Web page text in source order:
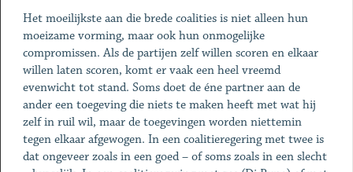
Het moeilijkste aan die brede coalities is niet alleen hun
moeizame vorming, maar ook hun onmogelijke
compromissen. Als de partijen zelf willen scoren en elkaar
willen laten scoren, komt er vaak een heel vreemd
evenwicht tot stand. Soms doet de éne partner aan de
ander een toegeving die niets te maken heeft met wat hij
zelf in ruil wil, maar de toegevingen worden niettemin
tegen elkaar afgewogen. In een coalitieregering met twee is
dat ongeveer zoals in een goed – of soms zoals in een slecht